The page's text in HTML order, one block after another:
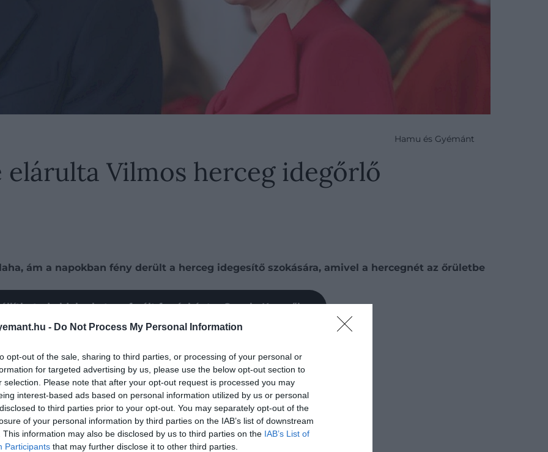
- Do Not Process My Personal Information
opt-out of the sale, sharing to third parties, or processing of your personal or
for targeted advertising by us, please use the below opt-out section to
selection. Please note that after your opt-out request is processed you may
interest-based ads based on personal information utilized by us or personal
to third parties prior to your opt-out. You may separately opt-out of the
of your personal information by third parties on the IAB’s list of downstream
This information may also be disclosed by us to third parties on the IAB’s List of
Participants that may further disclose it to other third parties.
Hamu és Gyémánt
Vilmos herceg idegőrlő
ám a napokban fény derült a herceg idegesítő szokására, amivel a hercegnét az őrületbe
oldalunkat preferált forrásként a Google Keresőben